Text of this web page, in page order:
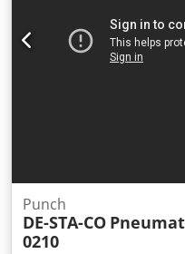
Punch
DE-STA-CO
0210